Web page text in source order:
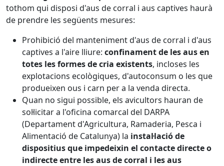
tothom qui disposi d'aus de corral i aus captives haurà
de prendre les següents mesures:
Prohibició del manteniment d'aus de corral i d'aus
captives a l'aire lliure: confinament de les aus en
totes les formes de cria existents, incloses les
explotacions ecològiques, d'autoconsum o les que
produeixen ous i carn per a la venda directa.
Quan no sigui possible, els avicultors hauran de
sol·licitar a l'oficina comarcal del DARPA
(Departament d'Agricultura, Ramaderia, Pesca i
Alimentació de Catalunya) la instal·lació de
dispositius que impedeixin el contacte directe o
indirecte entre les aus de corral i les aus